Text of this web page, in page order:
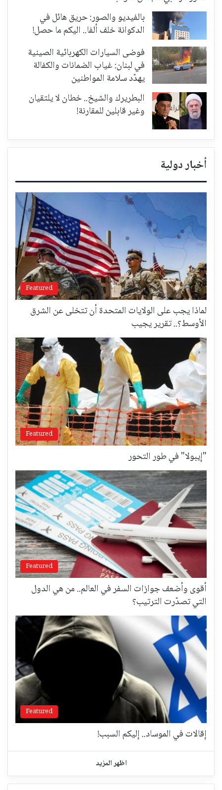
بالفيديو والصور: حريق هائل في
الدكوانة خلف ألفا.. اليكم ما حصل!
فوضى السيارات الكهربائية الصينية
في لبنان: غياب الضمانات والكفالة
يهدّد سلامة المواطنين
البطريرك والشيخ.. خطان لا يلتقيان
وغير قابلين للمقارنة!
أخبار دولية
Featured
لماذا يجب على الولايات المتحدة أن تتخلى عن الشرق
الأوسط؟.. تقرير يجيب
Featured
"إيبولا" في طور التحور
Featured
أقوى وأضعف جوازات السفر في العالم.. من هي الدول
التي تصدّرت الترتيب؟
Featured
إقالات في الموساد.. إليكم السبب!
اظهر المزيد